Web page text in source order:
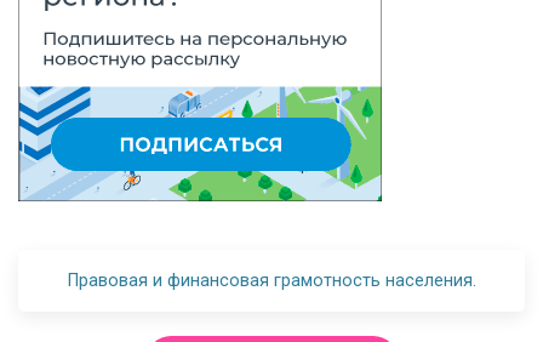
Правовая и финансовая грамотность населения.